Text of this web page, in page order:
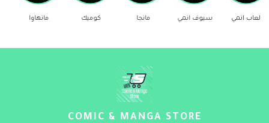
سيوف انمي مانجا كوميك مانهاوا ستيكرز
COMIC & MANGA STORE